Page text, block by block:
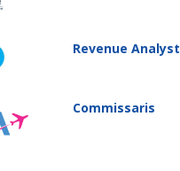
Revenue Analyst
Commissaris